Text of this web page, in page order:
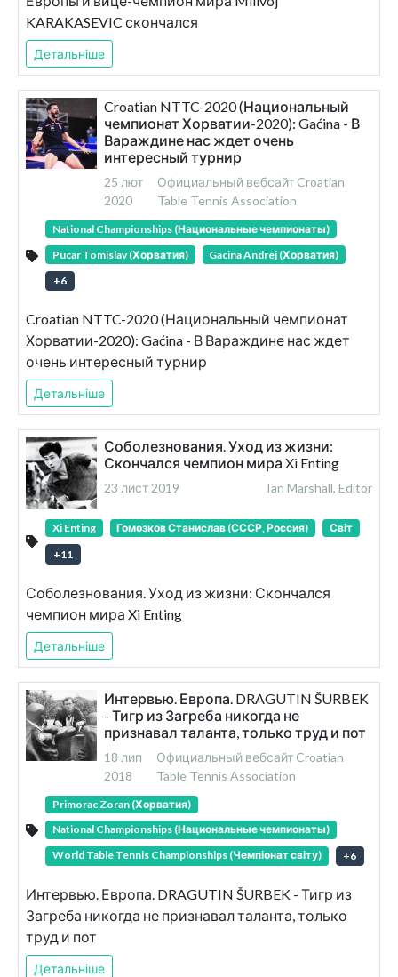
KARAKASEVIC скончался
Детальніше
Croatian NTTC-2020 (Национальный
чемпионат Хорватии-2020): Gaćina - В
Вараждине нас ждет очень
интересный турнир
25 лют
2020
Официальный вебсайт Croatian
Table Tennis Association
National Championships (Национальные чемпионаты)
Pucar Tomislav (Хорватия)
Gacina Andrej (Хорватия)
+6
Croatian NTTC-2020 (Национальный чемпионат
Хорватии-2020): Gaćina - В Вараждине нас ждет
очень интересный турнир
Детальніше
Соболезнования. Уход из жизни:
Скончался чемпион мира Xi Enting
23 лист 2019 Ian Marshall, Editor
Xi Enting Гомозков Станислав (СССР, Россия)
Світ
+11
Соболезнования. Уход из жизни: Скончался
чемпион мира Xi Enting
Детальніше
Интервью. Европа. DRAGUTIN ŠURBEK
- Тигр из Загреба никогда не
признавал таланта, только труд и пот
18 лип
2018
Официальный вебсайт Croatian
Table Tennis Association
Primorac Zoran (Хорватия)
National Championships (Национальные чемпионаты)
World Table Tennis Championships (Чемпіонат світу)
+6
Интервью. Европа. DRAGUTIN ŠURBEK - Тигр из
Загреба никогда не признавал таланта, только
труд и пот
Детальніше